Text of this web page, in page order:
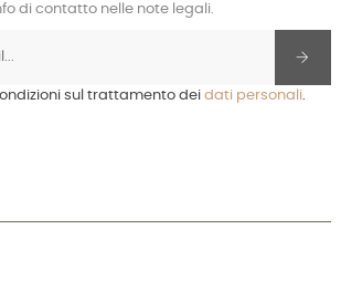
di contatto nelle note legali.
sul trattamento dei dati personali.